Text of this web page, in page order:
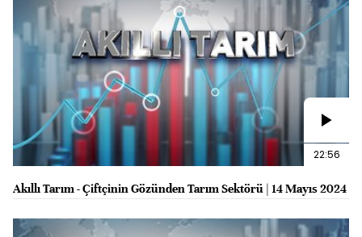
22:56
Akıllı Tarım - Çiftçinin Gözünden Tarım Sektörü | 14 Mayıs 2024